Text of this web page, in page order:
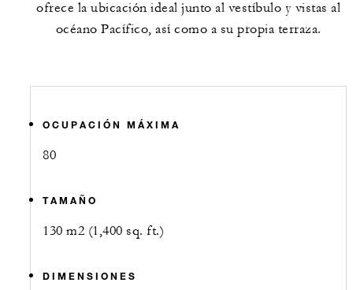
ofrece la ubicación ideal junto al vestíbulo y vistas al
océano Pacífico, así como a su propia terraza.
OCUPACIÓN MÁXIMA
80
TAMAÑO
130 m2 (1,400 sq. ft.)
DIMENSIONES